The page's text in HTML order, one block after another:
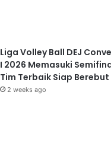
Liga Volley Ball DEJ
I 2026 Memasuki
Tim Terbaik Siap
2 weeks ago